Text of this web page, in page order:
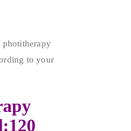
photitherapy
to your